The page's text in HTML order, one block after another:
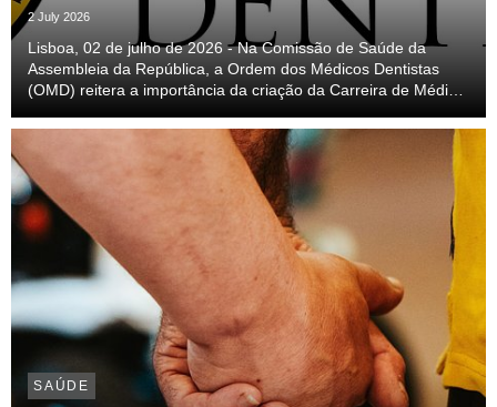
2 July 2026
Lisboa, 02 de julho de 2026 - Na Comissão de Saúde da
Assembleia da República, a Ordem dos Médicos Dentistas
(OMD) reitera a importância da criação da Carreira de Médico
de um diploma verdadeiramente transformado...
SAÚDE